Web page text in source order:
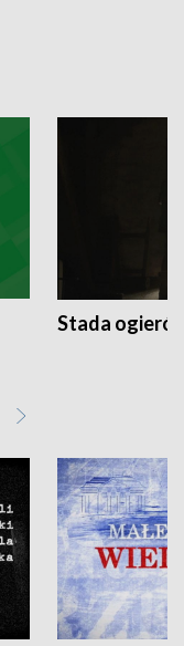
Stada